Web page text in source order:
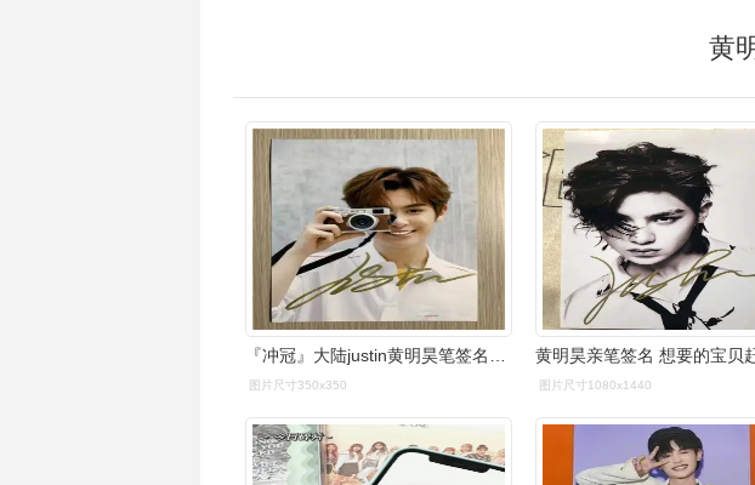
黄
图片尺寸350x350 图片尺寸1080x1440